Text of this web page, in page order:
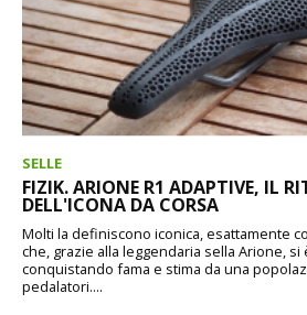
SELLE
FIZIK. ARIONE R1 ADAPTIVE, IL
DELL'ICONA DA CORSA
Molti la definiscono iconica, esattamente
che, grazie alla leggendaria sella Arione,
conquistando fama e stima da una
pedalatori....